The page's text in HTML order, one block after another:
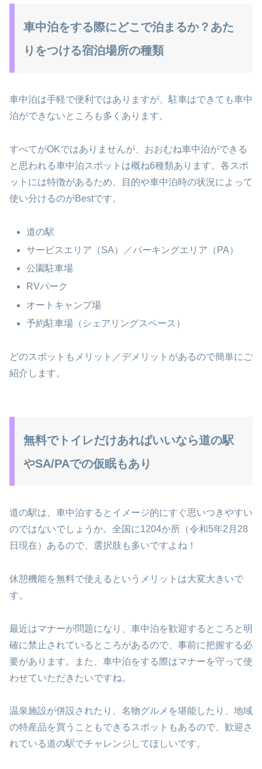
車中泊をする際にどこで泊まるか？あた
りをつける宿泊場所の種類
車中泊は手軽で便利ではありますが、駐車はできても車中
泊ができないところも多くあります。
すべてがOKではありませんが、おおむね車中泊ができる
と思われる車中泊スポットは概ね6種類あります。各スポ
ットには特徴があるため、目的や車中泊時の状況によって
使い分けるのがBestです。
道の駅
サービスエリア（SA）／パーキングエリア（PA）
公園駐車場
RVパーク
オートキャンプ場
予約駐車場（シェアリングスペース）
どのスポットもメリット／デメリットがあるので簡単にご
紹介します。
無料でトイレだけあればいいなら道の駅
やSA/PAでの仮眠もあり
道の駅は、車中泊するとイメージ的にすぐ思いつきやすい
のではないでしょうか。全国に1204か所（令和5年2月28
日現在）あるので、選択肢も多いですよね！
休憩機能を無料で使えるというメリットは大変大きいで
す。
最近はマナーが問題になり、車中泊を歓迎するところと明
確に禁止されているところがあるので、事前に把握する必
要があります。また、車中泊をする際はマナーを守って使
わせていただきたいですね。
温泉施設が併設されたり、名物グルメを堪能したり、地域
の特産品を買うこともできるスポットもあるので、歓迎さ
れている道の駅でチャレンジしてほしいです。